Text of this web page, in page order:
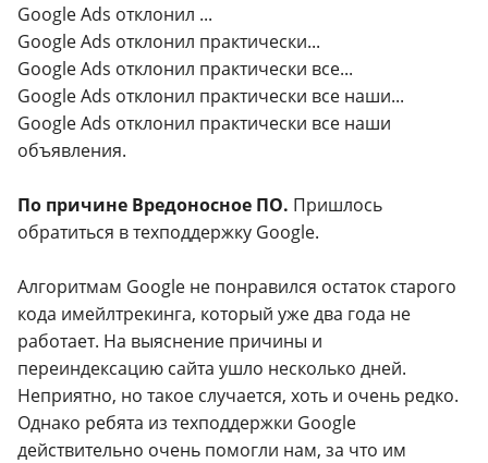
Google Ads отклонил ...
Google Ads отклонил практически...
Google Ads отклонил практически все...
Google Ads отклонил практически все наши...
Google Ads отклонил практически все наши
объявления.
По причине Вредоносное ПО. Пришлось
обратиться в техподдержку Google.
Алгоритмам Google не понравился остаток старого
кода имейлтрекинга, который уже два года не
работает. На выяснение причины и
переиндексацию сайта ушло несколько дней.
Неприятно, но такое случается, хоть и очень редко.
Однако ребята из техподдержки Google
действительно очень помогли нам, за что им